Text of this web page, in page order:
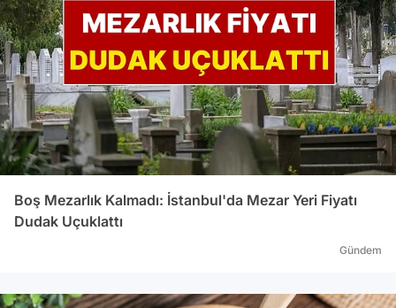
de
ve
ile
bir
Boş Mezarlık Kalmadı: İstanbul'da Mezar Yeri Fiyatı
Dudak Uçuklattı
Gündem